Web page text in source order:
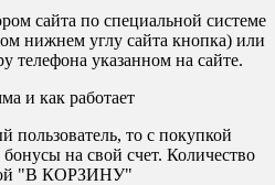
сайта по специальной системе
нижнем углу сайта кнопка) или
телефона указанном на сайте.
и как работает
пользователь, то с покупкой
на свой счет. Количество
"В КОРЗИНУ"